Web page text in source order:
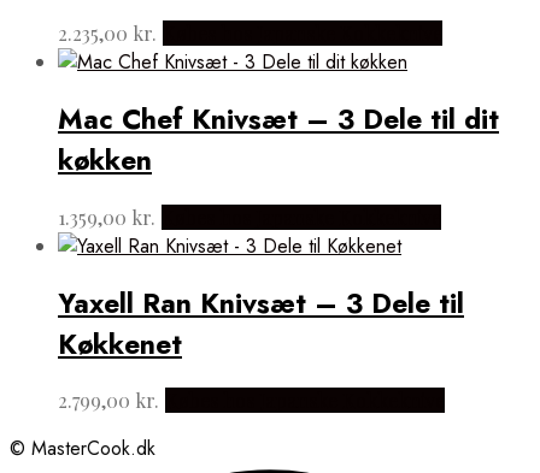
2.235,00 kr.
Mac Chef Knivsæt – 3 Dele til dit
køkken
1.359,00 kr.
Yaxell Ran Knivsæt – 3 Dele til
Køkkenet
2.799,00 kr.
© MasterCook.dk